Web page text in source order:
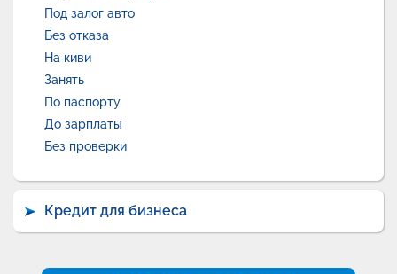
Под залог авто
Без отказа
На киви
Занять
По паспорту
До зарплаты
Без проверки
Кредит для бизнеса